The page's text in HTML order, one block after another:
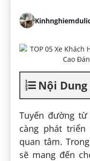
Nội
Tuyến đường
càng phát
quan tâm.
sẽ mang đến